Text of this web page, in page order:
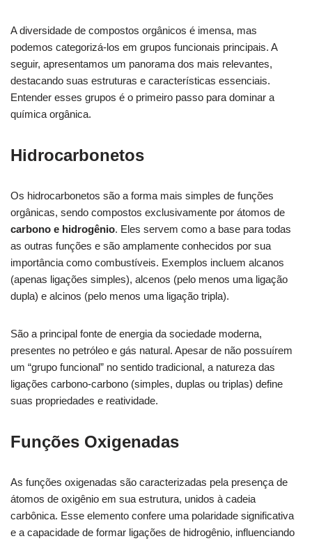
A diversidade de compostos orgânicos é imensa, mas
podemos categorizá-los em grupos funcionais principais. A
seguir, apresentamos um panorama dos mais relevantes,
destacando suas estruturas e características essenciais.
Entender esses grupos é o primeiro passo para dominar a
química orgânica.
Hidrocarbonetos
Os hidrocarbonetos são a forma mais simples de funções
orgânicas, sendo compostos exclusivamente por átomos de
carbono e hidrogênio. Eles servem como a base para todas
as outras funções e são amplamente conhecidos por sua
importância como combustíveis. Exemplos incluem alcanos
(apenas ligações simples), alcenos (pelo menos uma ligação
dupla) e alcinos (pelo menos uma ligação tripla).
São a principal fonte de energia da sociedade moderna,
presentes no petróleo e gás natural. Apesar de não possuírem
um “grupo funcional” no sentido tradicional, a natureza das
ligações carbono-carbono (simples, duplas ou triplas) define
suas propriedades e reatividade.
Funções Oxigenadas
As funções oxigenadas são caracterizadas pela presença de
átomos de oxigênio em sua estrutura, unidos à cadeia
carbônica. Esse elemento confere uma polaridade significativa
e a capacidade de formar ligações de hidrogênio, influenciando